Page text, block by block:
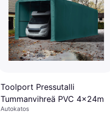
Toolport Pressutalli
Tummanvihreä PVC 4x24m
Autokatos